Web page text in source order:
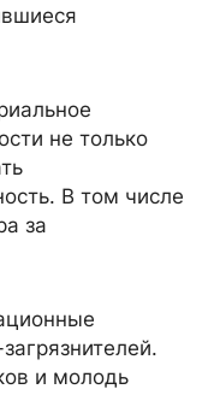
не только
В том числе
за
и молодь